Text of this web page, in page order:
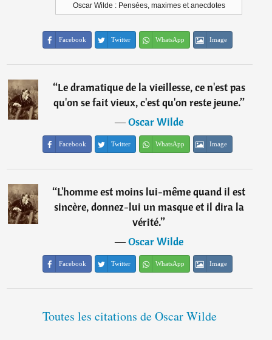
Oscar Wilde : Pensées, maximes et anecdotes
Facebook Twitter WhatsApp Image
“Le dramatique de la vieillesse, ce n'est pas
qu'on se fait vieux, c'est qu'on reste jeune.”
―Oscar Wilde
Facebook Twitter WhatsApp Image
“L'homme est moins lui-même quand il est
sincère, donnez-lui un masque et il dira la
vérité.”
―Oscar Wilde
Facebook Twitter WhatsApp Image
Toutes les citations de Oscar Wilde